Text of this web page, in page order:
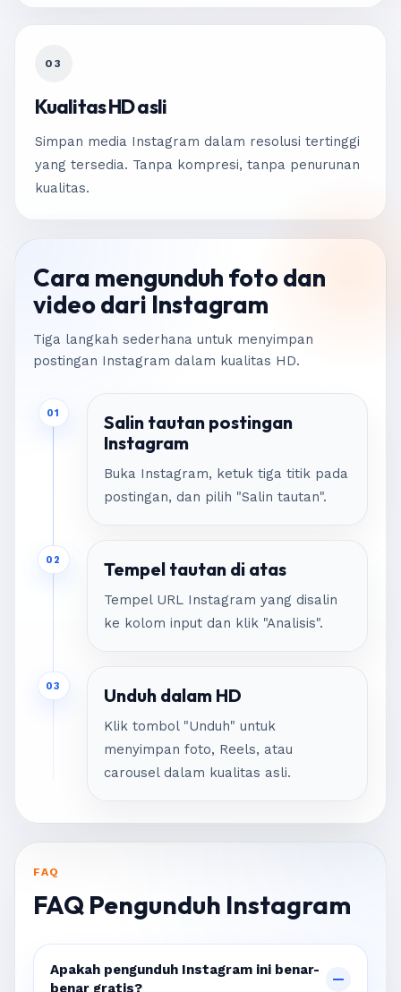
03
Kualitas HD asli
Simpan media Instagram dalam resolusi tertinggi
yang tersedia. Tanpa kompresi, tanpa penurunan
kualitas.
Cara mengunduh foto dan
video dari Instagram
Tiga langkah sederhana untuk menyimpan
postingan Instagram dalam kualitas HD.
01
Salin tautan postingan
Instagram
Buka Instagram, ketuk tiga titik pada
postingan, dan pilih "Salin tautan".
02 Tempel tautan di atas
Tempel URL Instagram yang disalin
ke kolom input dan klik "Analisis".
03 Unduh dalam HD
Klik tombol "Unduh" untuk
menyimpan foto, Reels, atau
carousel dalam kualitas asli.
FAQ
FAQ Pengunduh Instagram
Apakah pengunduh Instagram ini benar-
benar gratis?